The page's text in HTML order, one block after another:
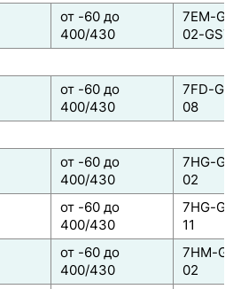
от -60 до
400/430
7EM-
02-GST
от -60 до
400/430
7FD-
08
от -60 до
400/430
7HG-
02
от -60 до
400/430
7HG-
11
от -60 до
400/430
7HM-
02